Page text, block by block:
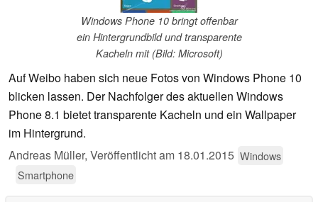
Windows Phone 10 bringt offenbar
ein Hintergrundbild und transparente
Kacheln mit (Bild: Microsoft)
Auf Weibo haben sich neue Fotos von Windows Phone 10
blicken lassen. Der Nachfolger des aktuellen Windows
Phone 8.1 bietet transparente Kacheln und ein Wallpaper
im Hintergrund.
Andreas Müller, Veröffentlicht am 18.01.2015 Windows
Smartphone